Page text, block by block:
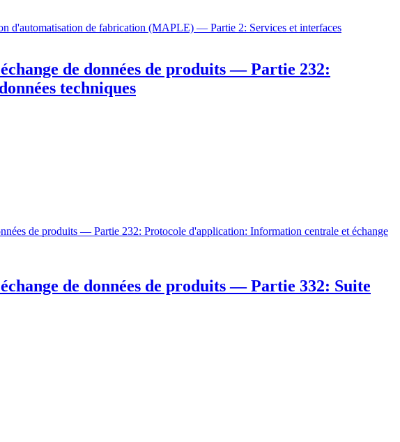
d'automatisation de fabrication (MAPLE) — Partie 2: Services et interfaces
de données de produits — Partie 232:
techniques
de produits — Partie 232: Protocole d'application: Information centrale et échange
de données de produits — Partie 332: Suite